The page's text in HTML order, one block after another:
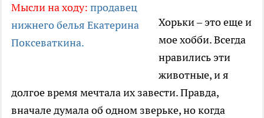
Мысли на ходу: продавец
нижнего белья Екатерина
Поксеваткина.
Хорьки – это еще и
мое хобби. Всегда
нравились эти
животные, и я
долгое время мечтала их завести. Правда,
вначале думала об одном зверьке, но когда